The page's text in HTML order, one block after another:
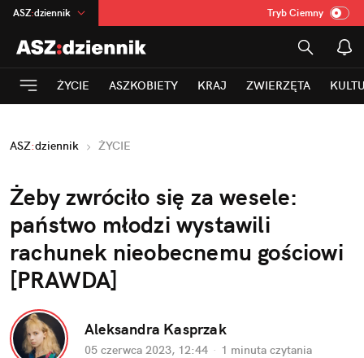
ASZ:dziennik
na:Temat
INN:Poland
mama
Rozrywka
Tryb Ciemny
ŻYCIE ASZKOBIETY KRAJ ZWIERZĘTA
ASZ:dziennik ŻYCIE
Żeby zwróciło się za wesele:
państwo młodzi wystawili
rachunek nieobecnemu gościowi
[PRAWDA]
Aleksandra Kasprzak
05 czerwca 2023, 12:44 · 1 minuta czytania